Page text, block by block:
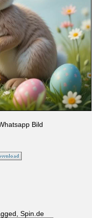
Bild
Spin.de